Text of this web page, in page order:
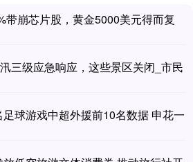
带崩芯片股，黄金5000美元得而复
三级应急响应，这些景区关闭_市民
球游戏中超外援前10名数据 申花一